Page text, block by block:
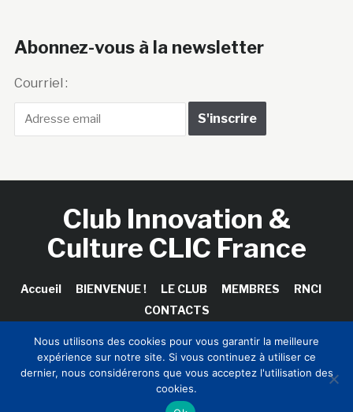
Abonnez-vous à la newsletter
Courriel :
Club Innovation &
Culture CLIC France
Accueil BIENVENUE ! LE CLUB MEMBRES
RNCI
CONTACTS
Copyright © 2026 Club Innovation & Culture CLIC France /
Sinapses Conseils
Nous utilisons des cookies pour vous garantir la meilleure
expérience sur notre site. Si vous continuez à utiliser ce
dernier, nous considérerons que vous acceptez l'utilisation des
cookies.